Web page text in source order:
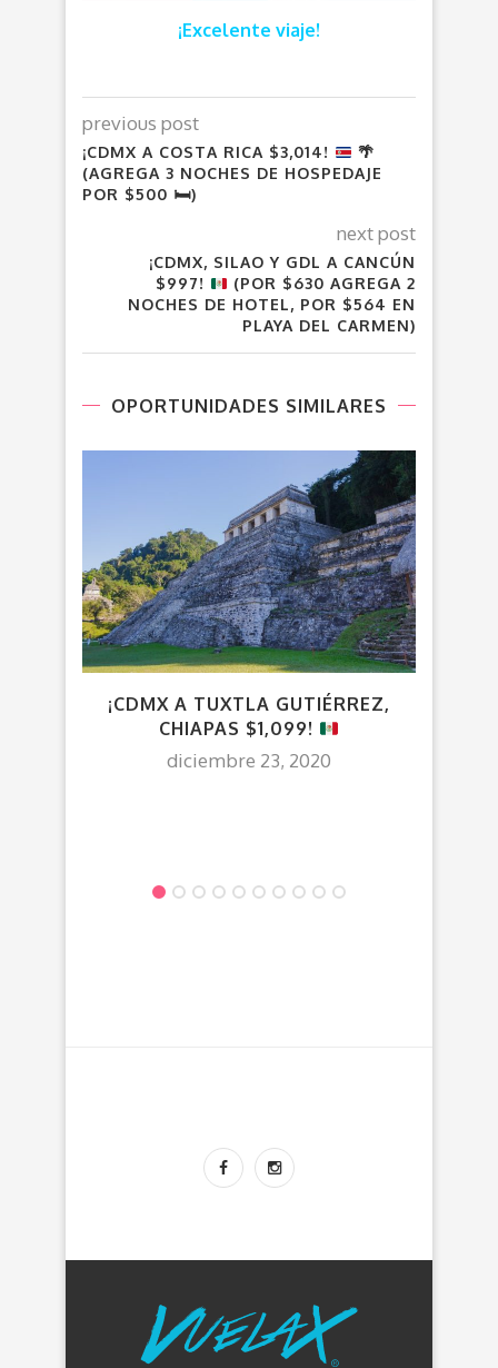
¡Excelente viaje!
previous post
¡CDMX A COSTA RICA $3,014!
🌴
(AGREGA 3 NOCHES DE HOSPEDAJE
POR $500 🛏)
next post
¡CDMX, SILAO Y GDL A CANCÚN
$997!
(POR $630 AGREGA 2
NOCHES DE HOTEL, POR $564 EN
PLAYA DEL CARMEN)
OPORTUNIDADES SIMILARES
¡CDMX A TUXTLA GUTIÉRREZ,
CHIAPAS $1,099!
diciembre 23, 2020